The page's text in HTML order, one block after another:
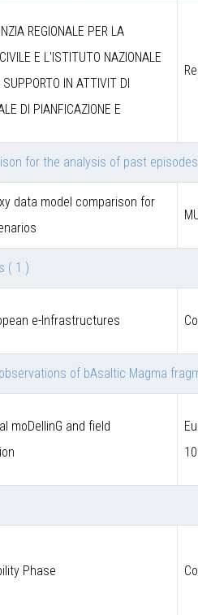
REGIONALE PER LA
E L'ISTITUTO NAZIONALE
SUPPORTO IN ATTIVIT DI
DI PIANFICAZIONE E
for the analysis of past
data model comparison for
( 1 )
e-Infrastructures
of bAsaltic Magma
moDellinG and field
Phase